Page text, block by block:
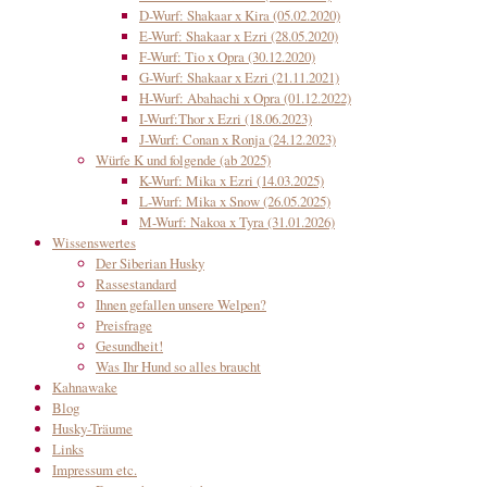
D-Wurf: Shakaar x Kira (05.02.2020)
E-Wurf: Shakaar x Ezri (28.05.2020)
F-Wurf: Tio x Opra (30.12.2020)
G-Wurf: Shakaar x Ezri (21.11.2021)
H-Wurf: Abahachi x Opra (01.12.2022)
I-Wurf:Thor x Ezri (18.06.2023)
J-Wurf: Conan x Ronja (24.12.2023)
Würfe K und folgende (ab 2025)
K-Wurf: Mika x Ezri (14.03.2025)
L-Wurf: Mika x Snow (26.05.2025)
M-Wurf: Nakoa x Tyra (31.01.2026)
Wissenswertes
Der Siberian Husky
Rassestandard
Ihnen gefallen unsere Welpen?
Preisfrage
Gesundheit!
Was Ihr Hund so alles braucht
Kahnawake
Blog
Husky-Träume
Links
Impressum etc.